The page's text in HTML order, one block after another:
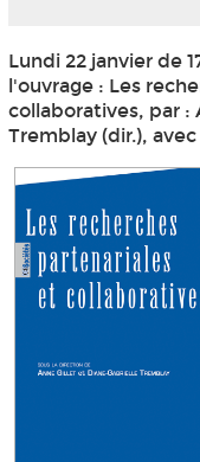
Lundi 22 janvier de
l'ouvrage : Les
collaboratives, par :
Tremblay (dir.),